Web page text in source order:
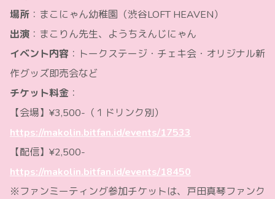
場所 ：まこにゃん幼稚園（渋谷LOFT HEAVEN）
出演 ：まこりん先生、ようちえんじにゃん
イベント内容 ：トークステージ・チェキ会・オリジナル新
作グッズ即売会など
チケット料金 ：
【会場】¥3,500-（１ドリンク別）
https://makolin.bitfan.id/events/17533
【配信】¥2,500-
https://makolin.bitfan.id/events/18450
※ファンミーティング参加チケットは、戸田真琴ファンク